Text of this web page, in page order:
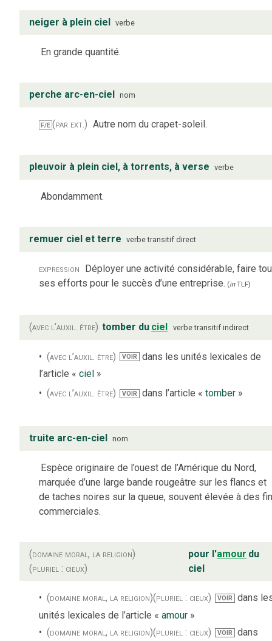
neiger à plein ciel verbe
En grande quantité.
perche arc-en-ciel nom
F/E (par ext.) Autre nom du crapet-soleil.
pleuvoir à plein ciel, à torrents, à verse verbe
Abondamment.
remuer ciel et terre verbe transitif direct
expression Déployer une activité considérable, faire
ses efforts pour le succès d’une entreprise. (inTLF)
(avec l’auxil. être) tomber du ciel verbe transitif indirect
(avec l’auxil. être) VOIR
dans les unités lexicales de
l’article « ciel »
(avec l’auxil. être)
VOIR dans l’article « tomber»
truite arc-en-ciel nom
Espèce originaire de l’ouest de l’Amérique du Nord,
marquée d’une large bande rougeâtre sur les flancs et
de taches noires sur la queue, souvent élevée à des
commerciales.
(domaine moral, la religion)
(pluriel : cieux)
pour l'amour du
ciel
(domaine moral, la religion)(pluriel : cieux) VOIR
dans
unités lexicales de l’article « amour »
(domaine moral, la religion)(pluriel : cieux) VOIR dans